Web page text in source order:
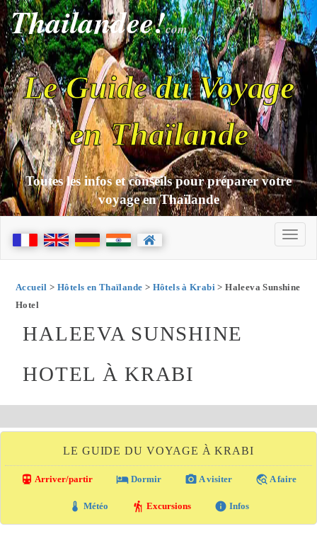
Thailandee!com
Le Guide du Voyage
en Thaïlande
Toutes les infos et conseils pour préparer votre
voyage en Thaïlande
Accueil > Hôtels en Thaïlande > Hôtels à Krabi > Haleeva Sunshine
Hotel
HALEEVA SUNSHINE
HOTEL À KRABI
LE GUIDE DU VOYAGE À KRABI
directions_transit Arriver/partir local_hotel Dormir photo_camera A visiter travel_explore A faire
thermostat Météo hiking Excursions info Infos